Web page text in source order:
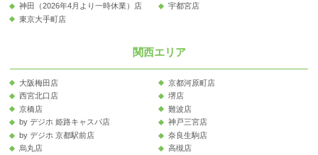
神田（2026年4月より一時休業）店
宇都宮店
東京大手町店
関西エリア
大阪梅田店
京都河原町店
西宮北口店
堺店
京橋店
難波店
by デジホ 姫路キャスパ店
神戸三宮店
by デジホ 京都駅前店
奈良生駒店
烏丸店
高槻店